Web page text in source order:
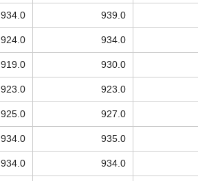
934.0 939.0
924.0 934.0
919.0 930.0
923.0 923.0
925.0 927.0
934.0 935.0
934.0 934.0